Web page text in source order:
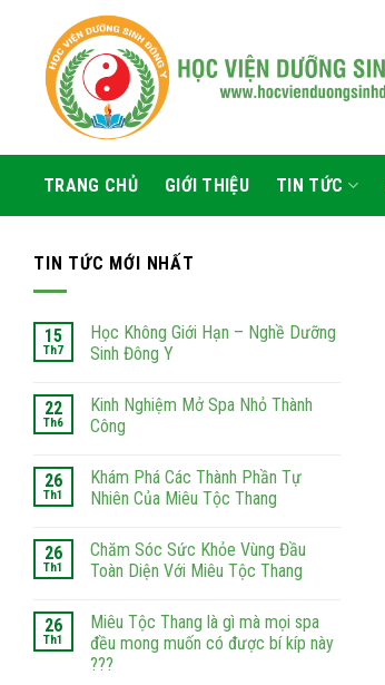
content
TRANG CHỦ GIỚI THIỆU TIN TỨC
TIN TỨC MỚI NHẤT
15
Th7
Học Không Giới Hạn – Nghề Dưỡng
Sinh Đông Y
22
Th6
Kinh Nghiệm Mở Spa Nhỏ Thành
Công
26
Th1
Khám Phá Các Thành Phần Tự
Nhiên Của Miêu Tộc Thang
26
Th1
Chăm Sóc Sức Khỏe Vùng Đầu
Toàn Diện Với Miêu Tộc Thang
26
Th1
Miêu Tộc Thang là gì mà mọi spa
đều mong muốn có được bí kíp này
???